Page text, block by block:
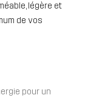
légère et
de vos
pour un